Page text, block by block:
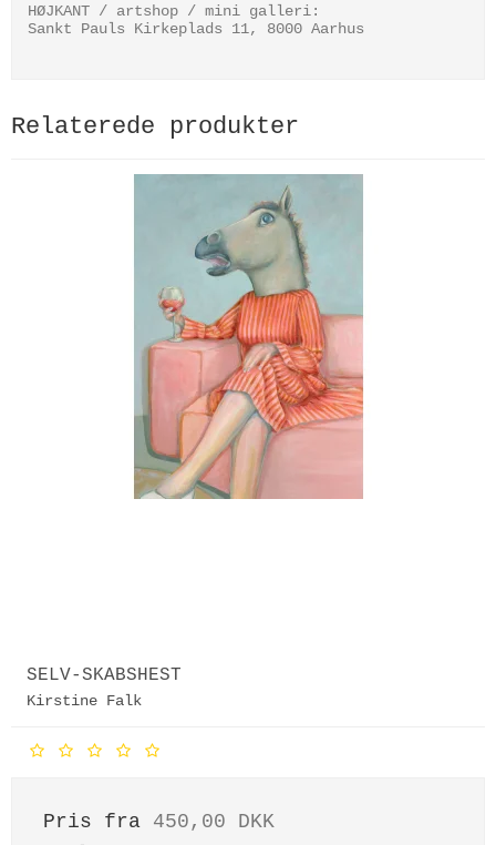
HØJKANT / artshop / mini galleri:
Sankt Pauls Kirkeplads 11, 8000 Aarhus
Relaterede produkter
SELV-SKABSHEST
Kirstine Falk
Pris fra 450,00 DKK